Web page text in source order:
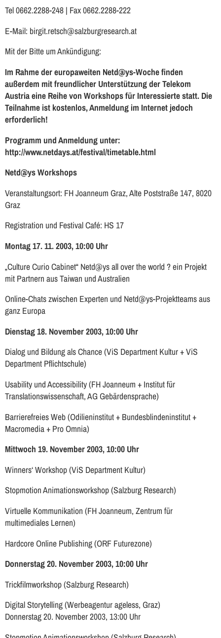
Tel 0662.2288-248 | Fax 0662.2288-222
E-Mail: birgit.retsch@salzburgresearch.at
Mit der Bitte um Ankündigung:
Im Rahme der europaweiten Netd@ys-Woche finden
außerdem mit freundlicher Unterstützung der Telekom
Austria eine Reihe von Workshops für Interessierte statt. Die
Teilnahme ist kostenlos, Anmeldung im Internet jedoch
erforderlich!
Programm und Anmeldung unter:
http://www.netdays.at/festival/timetable.html
Netd@ys Workshops
Veranstaltungsort: FH Joanneum Graz, Alte Poststraße 147, 8020
Graz
Registration und Festival Café: HS 17
Montag 17. 11. 2003, 10:00 Uhr
„Culture Curio Cabinet“ Netd@ys all over the world ? ein Projekt
mit Partnern aus Taiwan und Australien
Online-Chats zwischen Experten und Netd@ys-Projektteams aus
ganz Europa
Dienstag 18. November 2003, 10:00 Uhr
Dialog und Bildung als Chance (ViS Department Kultur + ViS
Department Pflichtschule)
Usability und Accessibility (FH Joanneum + Institut für
Translationswissenschaft, AG Gebärdensprache)
Barrierefreies Web (Odilieninstitut + Bundesblindeninstitut +
Macromedia + Pro Omnia)
Mittwoch 19. November 2003, 10:00 Uhr
Winners‘ Workshop (ViS Department Kultur)
Stopmotion Animationsworkshop (Salzburg Research)
Virtuelle Kommunikation (FH Joanneum, Zentrum für
multimediales Lernen)
Hardcore Online Publishing (ORF Futurezone)
Donnerstag 20. November 2003, 10:00 Uhr
Trickfilmworkshop (Salzburg Research)
Digital Storytelling (Werbeagentur ageless, Graz)
Donnerstag 20. November 2003, 13:00 Uhr